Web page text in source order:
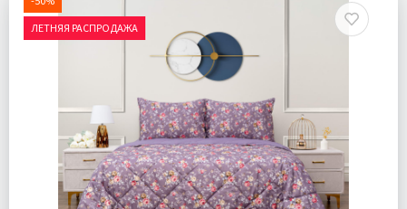
ЛЕТНЯЯ РАСПРОДАЖА